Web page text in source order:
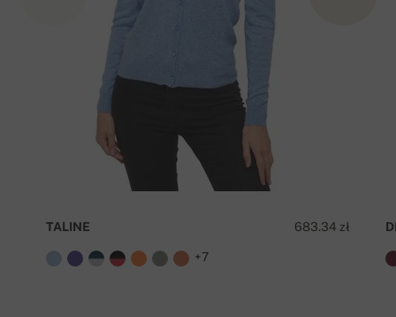
683.34 zł
TALINE
+7